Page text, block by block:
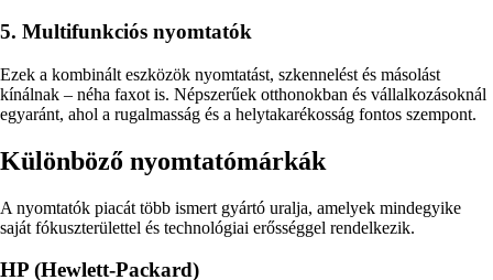
5. Multifunkciós nyomtatók
Ezek a kombinált eszközök nyomtatást, szkennelést és másolást
kínálnak – néha faxot is. Népszerűek otthonokban és vállalkozásoknál
egyaránt, ahol a rugalmasság és a helytakarékosság fontos szempont.
Különböző nyomtatómárkák
A nyomtatók piacát több ismert gyártó uralja, amelyek mindegyike
saját fókuszterülettel és technológiai erősséggel rendelkezik.
HP (Hewlett-Packard)